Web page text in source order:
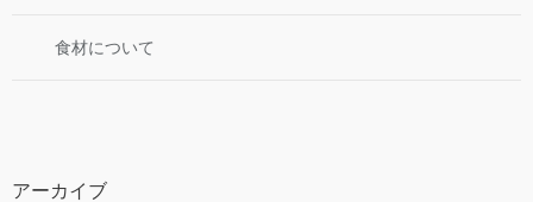
食材について
アーカイブ